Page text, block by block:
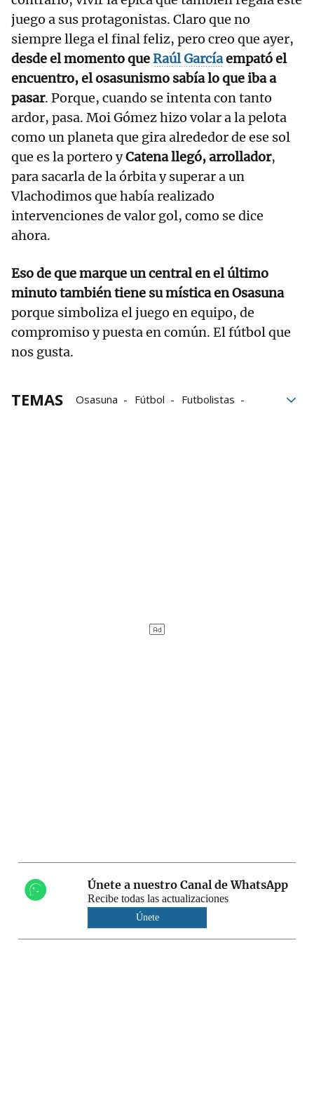
juego a sus protagonistas. Claro que no
siempre llega el final feliz, pero creo que ayer,
desde el momento queRaúl Garcíaempató el
encuentro, el osasunismo sabía lo que iba a
pasar. Porque, cuando se intenta con tanto
ardor, pasa. Moi Gómez hizo volar a la pelota
como un planeta que gira alrededor de ese sol
que es la portero yCatena llegó, arrollador,
para sacarla de la órbita y superar a un
Vlachodimos que había realizado
intervenciones de valor gol, como se dice
ahora.
Eso de que marque un central en el último
minuto también tiene su mística en Osasuna
porque simboliza el juego en equipo, de
compromiso y puesta en común. El fútbol que
nos gusta.
TEMAS Osasuna Fútbol
Futbolistas
Únete a nuestro Canal de WhatsApp
Recibe todas las actualizaciones
Únete